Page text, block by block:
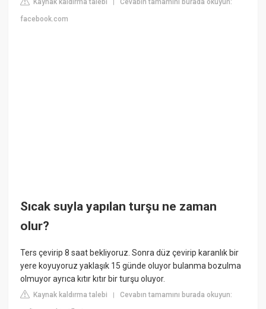
Kaynak kaldırma talebi |Cevabın tamamını burada okuyun:
facebook.com
Sıcak suyla yapılan turşu ne zaman
olur?
Ters çevirip 8 saat bekliyoruz. Sonra düz çevirip karanlık bir
yere koyuyoruz yaklaşık 15 günde oluyor bulanma bozulma
olmuyor ayrıca kıtır kıtır bir turşu oluyor.
Kaynak kaldırma talebi |Cevabın tamamını burada okuyun: